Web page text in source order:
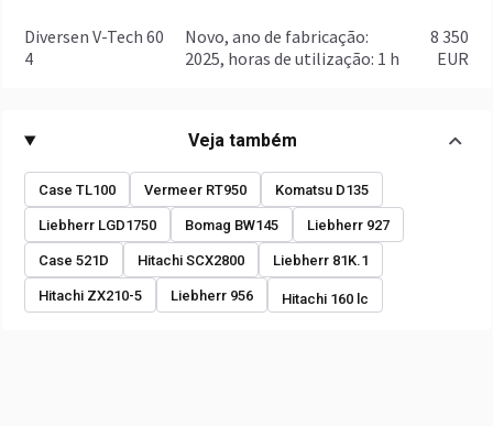
Diversen V-Tech 60
4
Novo, ano de fabricação:
2025, horas de utilização: 1 h
8 350
EUR
Veja também
Case TL100 Vermeer RT950 Komatsu D135
Liebherr LGD1750 Bomag BW145 Liebherr 927
Case 521D Hitachi SCX2800 Liebherr 81K.1
Hitachi ZX210-5 Liebherr 956 Hitachi 160 lc